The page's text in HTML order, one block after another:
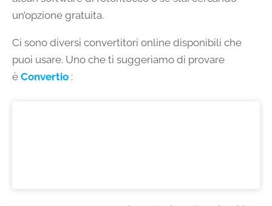
un’opzione gratuita.
Ci sono diversi convertitori online disponibili che
puoi usare. Uno che ti suggeriamo di provare
è Convertio :